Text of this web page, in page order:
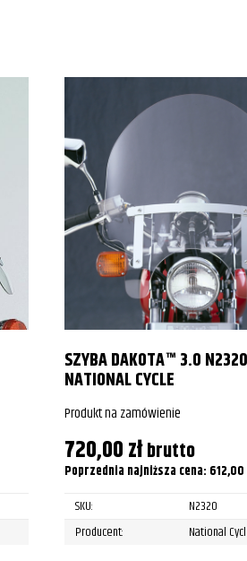
SZYBA DAKOTA™ 3.0
NATIONAL CYCLE
Produkt na zamówienie
720,00złbrutto
Poprzednia najniższa cena: 612,00
SKU:
N2320
Producent:
National